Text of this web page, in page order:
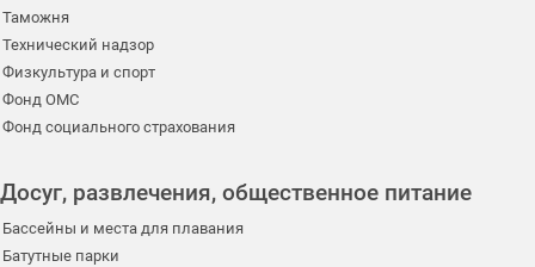
Таможня
Технический надзор
Физкультура и спорт
Фонд ОМС
Фонд социального страхования
Досуг, развлечения, общественное питание
Бассейны и места для плавания
Батутные парки